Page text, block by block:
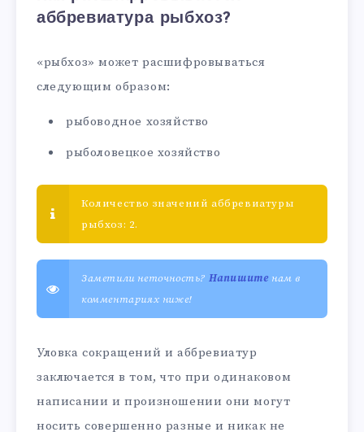
аббревиатура рыбхоз?
«рыбхоз» может расшифровываться
следующим образом:
рыбоводное хозяйство
рыболовецкое хозяйство
Количество значений аббревиатуры
рыбхоз: 2.
Заметили неточность? Напишитенам в
комментариях ниже!
Уловка сокращений и аббревиатур
заключается в том, что при одинаковом
написании и произношении они могут
носить совершенно разные и никак не